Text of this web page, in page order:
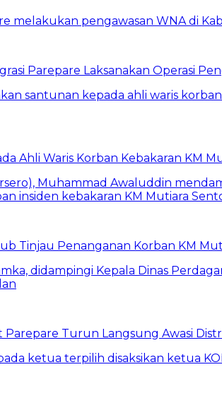
Parepare Laksanakan Operasi
Ahli Waris Korban Kebakaran KM
Tinjau Penanganan Korban KM
Parepare Turun Langsung Awasi